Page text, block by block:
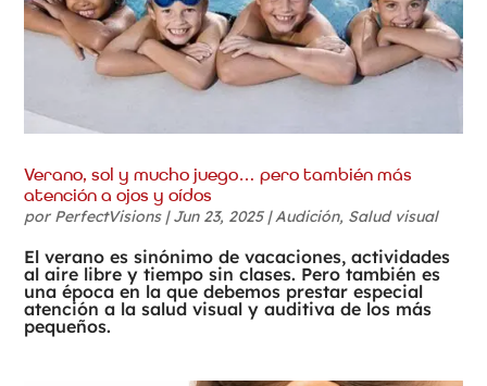
Verano, sol y mucho juego… pero también más
atención a ojos y oídos
por PerfectVisions|Jun 23, 2025|Audición, Salud visual
El verano es sinónimo de vacaciones, actividades
al aire libre y tiempo sin clases. Pero también es
una época en la que debemos prestar especial
atención a la salud visual y auditiva de los más
pequeños.